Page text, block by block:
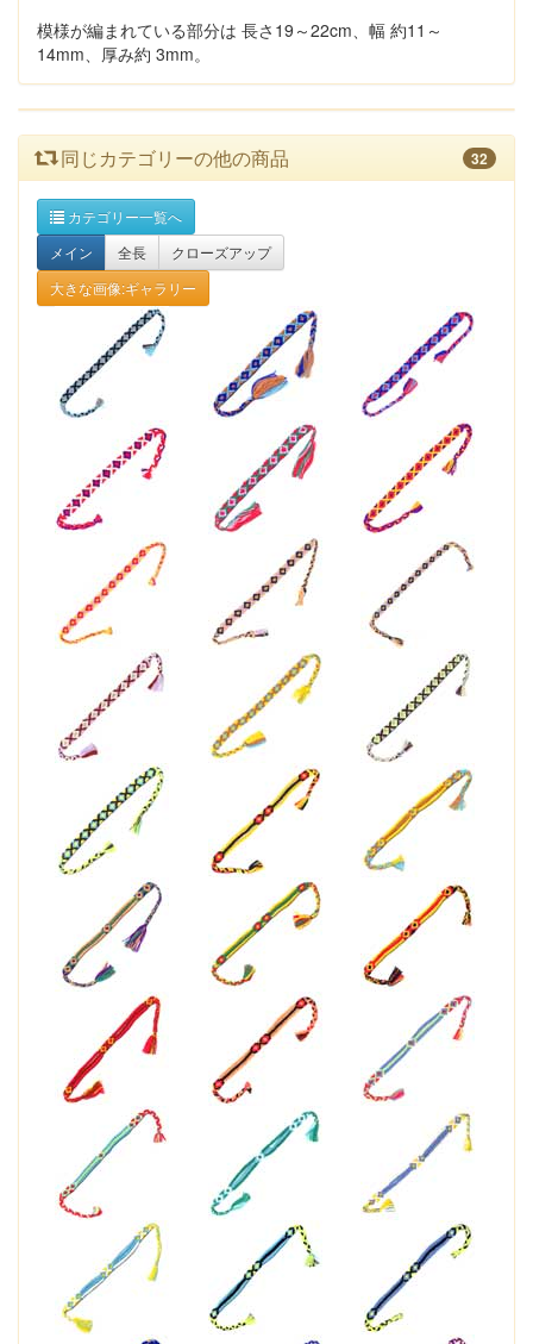
模様が編まれている部分は 長さ19～22cm、幅 約11～
14mm、厚み約 3mm。
同じカテゴリーの他の商品 32
カテゴリー一覧へ
メイン
全長
クローズアップ
大きな画像:ギャラリー